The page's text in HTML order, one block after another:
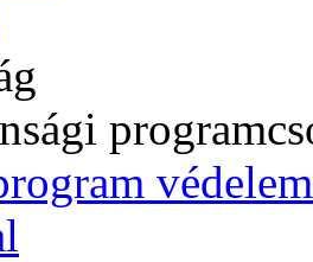
védelem